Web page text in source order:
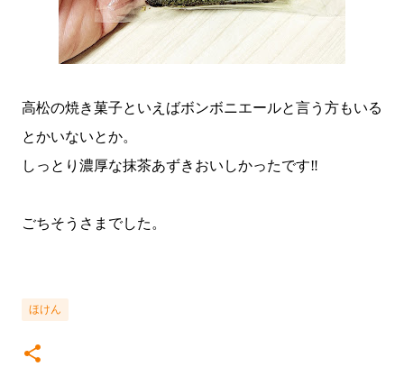
高松の焼き菓子といえばボンボニエールと言う方もいる
とかいないとか。
しっとり濃厚な抹茶あずきおいしかったです‼
ごちそうさまでした。
ほけん